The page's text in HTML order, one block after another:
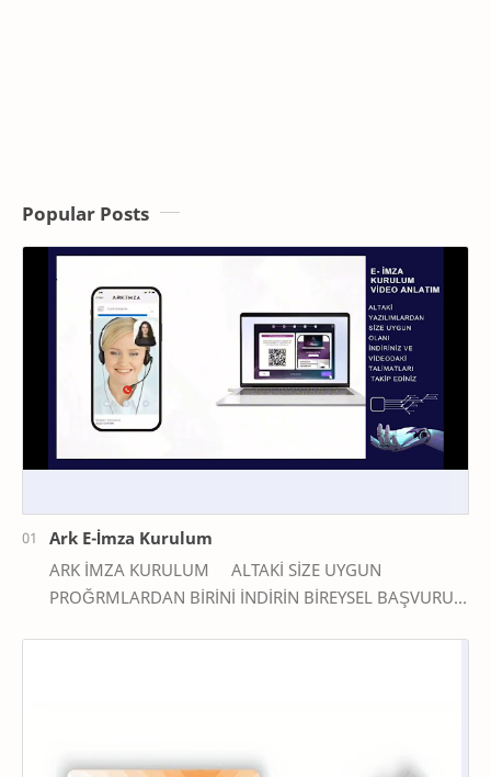
Popular Posts
Ark E-İmza Kurulum
ARK İMZA KURULUM ALTAKİ SİZE UYGUN
PROĞRMLARDAN BİRİNİ İNDİRİN BİREYSEL BAŞVURU